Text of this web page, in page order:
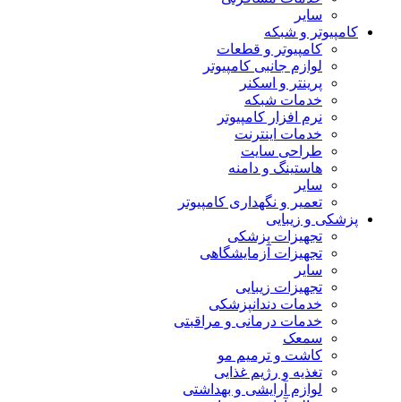
سایر
کامپیوتر و شبکه
کامپیوتر و قطعات
لوازم جانبی کامپیوتر
پرینتر و اسکنر
خدمات شبکه
نرم افزار کامپیوتر
خدمات اینترنت
طراحی سایت
هاستینگ و دامنه
سایر
تعمیر و نگهداری کامپیوتر
پزشکی و زیبایی
تجهیزات پزشکی
تجهیزات آزمایشگاهی
سایر
تجهیزات زیبایی
خدمات دندانپزشکی
خدمات درمانی و مراقبتی
سمعک
کاشت و ترمیم مو
تغذیه و رژیم غذایی
لوازم آرایشی و بهداشتی